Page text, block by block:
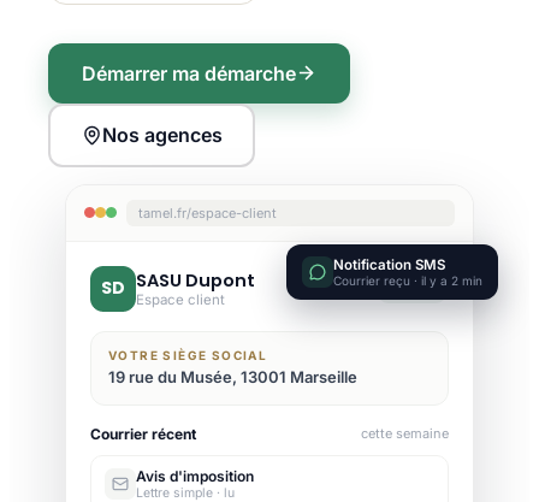
Démarrer ma démarche
Nos agences
tamel.fr/espace-client
SD SASU Dupont
Espace client
Active
VOTRE SIÈGE SOCIAL
19 rue du Musée, 13001 Marseille
Courrier récent cette semaine
Avis d'imposition
Lettre simple · lu
Notification SMS
Courrier reçu · il y a 2 min